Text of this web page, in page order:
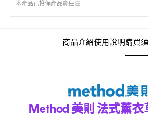
本產品已投保產品責任險
商品介紹使用說明購買
Method 美則 法式薰衣